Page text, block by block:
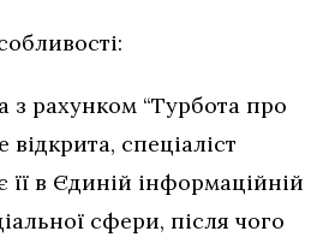
з рахунком “Турбота про
спеціаліст
її в Єдиній інформаційній
сфери, після чого